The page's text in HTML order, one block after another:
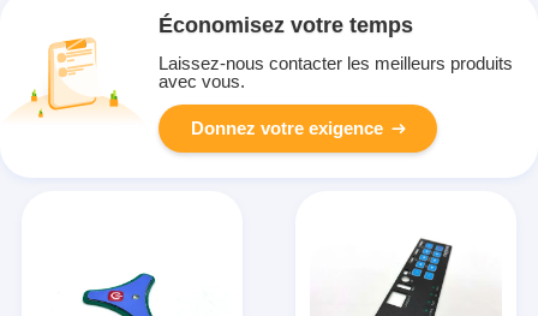
Économisez votre temps
Laissez-nous contacter les meilleurs produits
avec vous.
Donnez votre exigence